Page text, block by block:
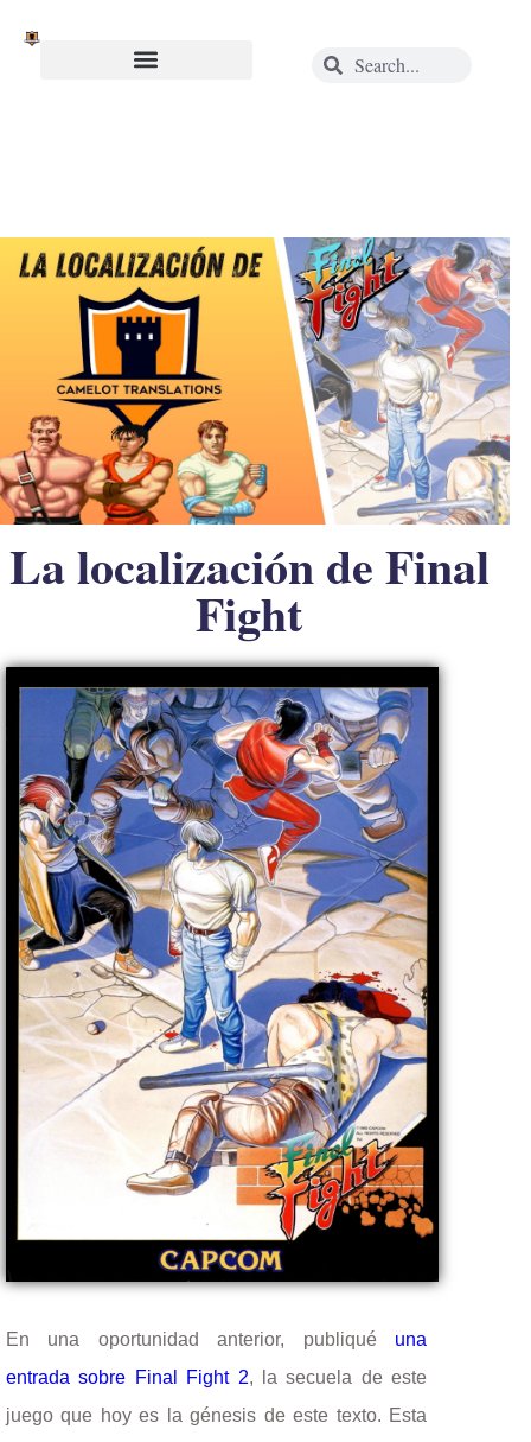
La localización de Final
Fight
En una oportunidad anterior, publiqué una
entrada sobre Final Fight 2, la secuela de este
juego que hoy es la génesis de este texto. Esta